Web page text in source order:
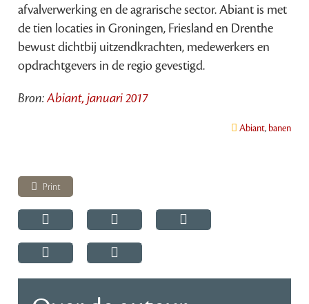
afvalverwerking en de agrarische sector. Abiant is met
de tien locaties in Groningen, Friesland en Drenthe
bewust dichtbij uitzendkrachten, medewerkers en
opdrachtgevers in de regio gevestigd.
Bron:Abiant, januari 2017
Abiant, banen
Print